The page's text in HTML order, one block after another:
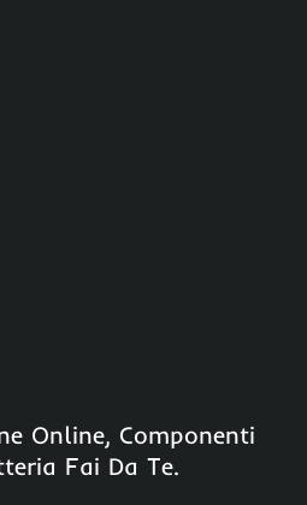
Online, Componenti
Fai Da Te.